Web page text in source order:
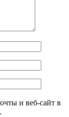
и веб-сайт в